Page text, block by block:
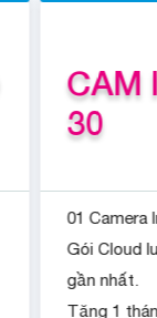
CAM
30
01 Camera
Gói Cloud
gần nhất.
Tặng 1